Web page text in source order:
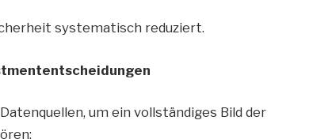
systematisch reduziert.
um ein vollständiges Bild der